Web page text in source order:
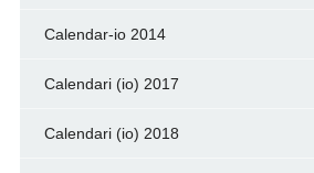
Calendar-io 2014
Calendari (io) 2017
Calendari (io) 2018